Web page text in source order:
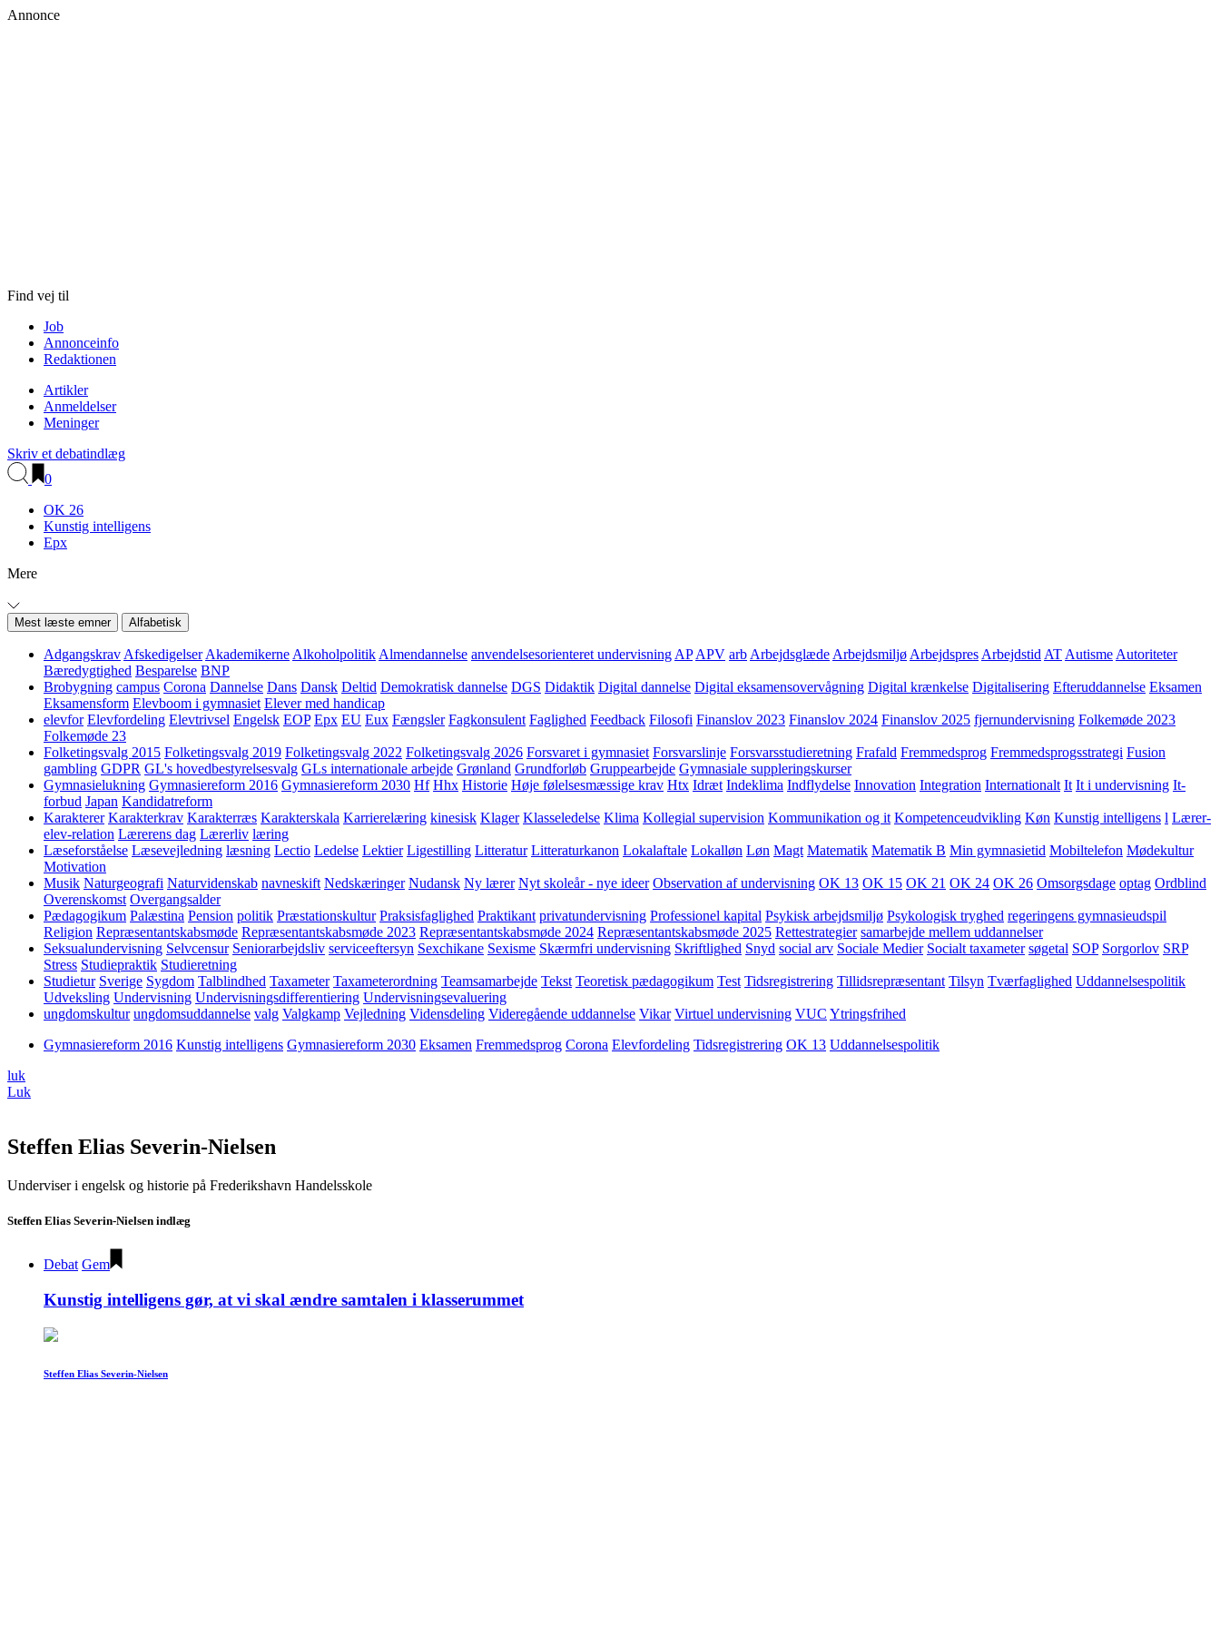
Annonce
Find vej til
Job
Annonceinfo
Redaktionen
Artikler
Anmeldelser
Meninger
Skriv et debatindlæg
0
OK 26
Kunstig intelligens
Epx
Mere
Mest læste emner Alfabetisk
Adgangskrav Afskedigelser Akademikerne Alkoholpolitik Almendannelse anvendelsesorienteret undervisning AP APV arb Arbejdsglæde Arbejdsmiljø Arbejdspres Arbejdstid AT Autisme Autoriteter
Bæredygtighed Besparelse BNP
Brobygning campus Corona Dannelse Dans Dansk Deltid Demokratisk dannelse DGS Didaktik Digital dannelse Digital eksamensovervågning Digital krænkelse Digitalisering Efteruddannelse Eksamen
Eksamensform Elevboom i gymnasiet Elever med handicap
elevfor Elevfordeling Elevtrivsel Engelsk EOP Epx EU Eux Fængsler Fagkonsulent Faglighed Feedback Filosofi Finanslov 2023 Finanslov 2024 Finanslov 2025 fjernundervisning Folkemøde 2023
Folkemøde 23
Folketingsvalg 2015 Folketingsvalg 2019 Folketingsvalg 2022 Folketingsvalg 2026 Forsvaret i gymnasiet Forsvarslinje Forsvarsstudieretning Frafald Fremmedsprog Fremmedsprogsstrategi Fusion
gambling GDPR GL's hovedbestyrelsesvalg GLs internationale arbejde Grønland Grundforløb Gruppearbejde Gymnasiale suppleringskurser
Gymnasielukning Gymnasiereform 2016 Gymnasiereform 2030 Hf Hhx Historie Høje følelsesmæssige krav Htx Idræt Indeklima Indflydelse Innovation Integration Internationalt It It i undervisning It-
forbud Japan Kandidatreform
Karakterer Karakterkrav Karakterræs Karakterskala Karrierelæring kinesisk Klager Klasseledelse Klima Kollegial supervision Kommunikation og it Kompetenceudvikling Køn Kunstig intelligens l Lærer-
elev-relation Lærerens dag Lærerliv læring
Læseforståelse Læsevejledning læsning Lectio Ledelse Lektier Ligestilling Litteratur Litteraturkanon Lokalaftale Lokalløn Løn Magt Matematik Matematik B Min gymnasietid Mobiltelefon Mødekultur
Motivation
Musik Naturgeografi Naturvidenskab navneskift Nedskæringer Nudansk Ny lærer Nyt skoleår - nye ideer Observation af undervisning OK 13 OK 15 OK 21 OK 24 OK 26 Omsorgsdage optag Ordblind
Overenskomst Overgangsalder
Pædagogikum Palæstina Pension politik Præstationskultur Praksisfaglighed Praktikant privatundervisning Professionel kapital Psykisk arbejdsmiljø Psykologisk tryghed regeringens gymnasieudspil
Religion Repræsentantskabsmøde Repræsentantskabsmøde 2023 Repræsentantskabsmøde 2024 Repræsentantskabsmøde 2025 Rettestrategier samarbejde mellem uddannelser
Seksualundervisning Selvcensur Seniorarbejdsliv serviceeftersyn Sexchikane Sexisme Skærmfri undervisning Skriftlighed Snyd social arv Sociale Medier Socialt taxameter søgetal SOP Sorgorlov SRP
Stress Studiepraktik Studieretning
Studietur Sverige Sygdom Talblindhed Taxameter Taxameterordning Teamsamarbejde Tekst Teoretisk pædagogikum Test Tidsregistrering Tillidsrepræsentant Tilsyn Tværfaglighed Uddannelsespolitik
Udveksling Undervisning Undervisningsdifferentiering Undervisningsevaluering
ungdomskultur ungdomsuddannelse valg Valgkamp Vejledning Vidensdeling Videregående uddannelse Vikar Virtuel undervisning VUC Ytringsfrihed
Gymnasiereform 2016 Kunstig intelligens Gymnasiereform 2030 Eksamen Fremmedsprog Corona Elevfordeling Tidsregistrering OK 13 Uddannelsespolitik
luk
Luk
Steffen Elias Severin-Nielsen
Underviser i engelsk og historie på Frederikshavn Handelsskole
Steffen Elias Severin-Nielsen indlæg
Debat Gem
Kunstig intelligens gør, at vi skal ændre samtalen i klasserummet
Steffen Elias Severin-Nielsen